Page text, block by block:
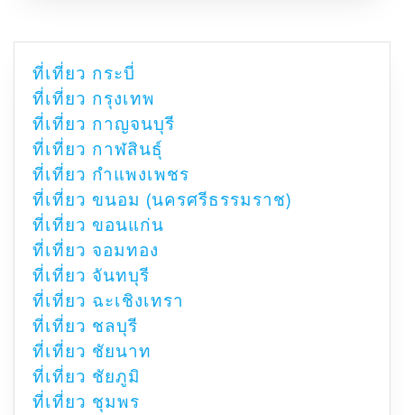
ที่เที่ยว กระบี่
ที่เที่ยว กรุงเทพ
ที่เที่ยว กาญจนบุรี
ที่เที่ยว กาฬสินธุ์
ที่เที่ยว กำแพงเพชร
ที่เที่ยว ขนอม (นครศรีธรรมราช)
ที่เที่ยว ขอนแก่น
ที่เที่ยว จอมทอง
ที่เที่ยว จันทบุรี
ที่เที่ยว ฉะเชิงเทรา
ที่เที่ยว ชลบุรี
ที่เที่ยว ชัยนาท
ที่เที่ยว ชัยภูมิ
ที่เที่ยว ชุมพร